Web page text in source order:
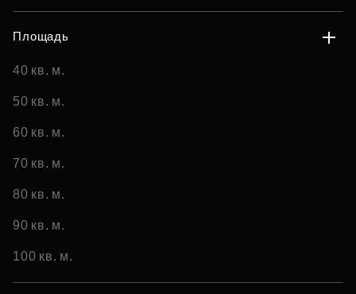
Площадь
40 кв. м.
50 кв. м.
60 кв. м.
70 кв. м.
80 кв. м.
90 кв. м.
100 кв. м.